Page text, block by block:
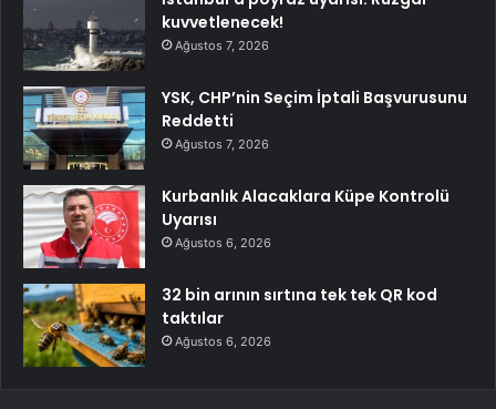
kuvvetlenecek!
Ağustos 7, 2026
YSK, CHP’nin Seçim İptali Başvurusunu
Reddetti
Ağustos 7, 2026
Kurbanlık Alacaklara Küpe Kontrolü
Uyarısı
Ağustos 6, 2026
32 bin arının sırtına tek tek QR kod
taktılar
Ağustos 6, 2026